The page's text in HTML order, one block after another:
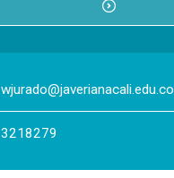
wjurado@javerianacali.edu.co
3218279